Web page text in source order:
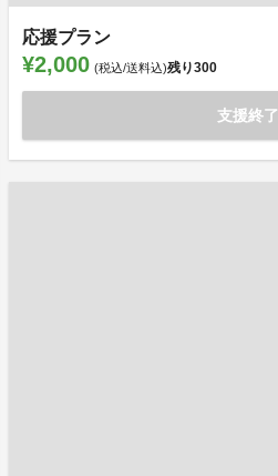
応援プラン
¥2,000 (税込/送料込)残り300
支援終了